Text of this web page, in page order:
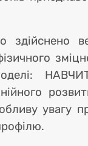
здійснено
увагу